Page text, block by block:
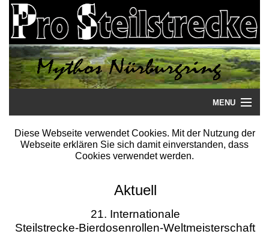
MENU
Startseite
Literatur
Diese Webseite verwendet Cookies. Mit der Nutzung der
Webseite erklären Sie sich damit einverstanden, dass
Cookies verwendet werden.
Aktuell
21. Internationale
Steilstrecke-Bierdosenrollen-Weltmeisterschaft